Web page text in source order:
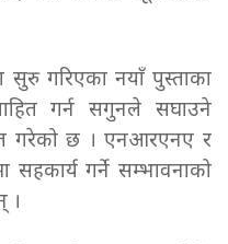
सुरु गरिएका नयाँ पुस्ताका
गर्न सगुनले सघाउने
गरेको छ । एनआरएनए र
सहकार्य गर्ने सम्भावनाको
।